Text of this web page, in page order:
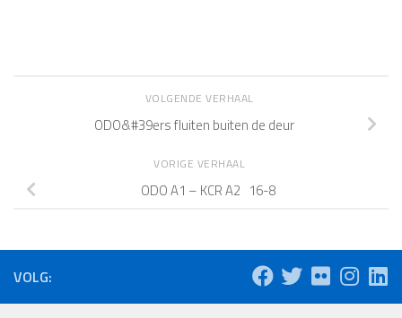
VOLGENDE VERHAAL
ODO&#39ers fluiten buiten de deur
VORIGE VERHAAL
ODO A1 – KCR A2 16-8
VOLG: